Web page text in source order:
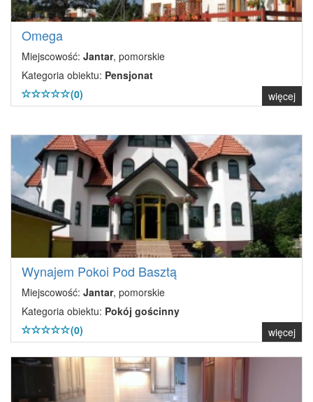
Omega
Miejscowość: Jantar, pomorskie
Kategoria obiektu: Pensjonat
(0)
więcej
Wynajem Pokoi Pod Basztą
Miejscowość: Jantar, pomorskie
Kategoria obiektu: Pokój gościnny
(0)
więcej